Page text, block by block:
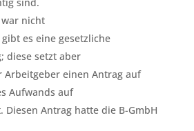
nicht
es eine gesetzliche
diese setzt aber
Arbeitgeber einen Antrag auf
Aufwands auf
Diesen Antrag hatte die B-GmbH